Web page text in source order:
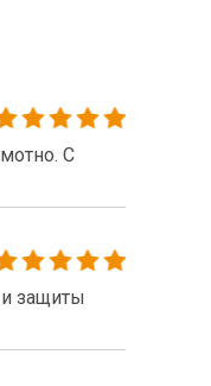
С
защиты